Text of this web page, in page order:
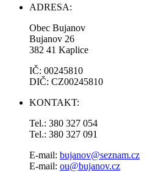
ADRESA:
Obec Bujanov
Bujanov 26
382 41 Kaplice
IČ: 00245810
DIČ: CZ00245810
KONTAKT:
Tel.: 380 327 054
Tel.: 380 327 091
E-mail: bujanov@seznam.cz
E-mail: ou@bujanov.cz